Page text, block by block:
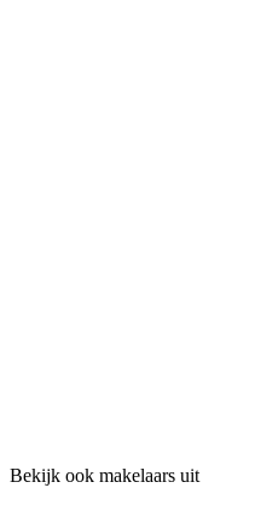
Bekijk ook makelaars uit